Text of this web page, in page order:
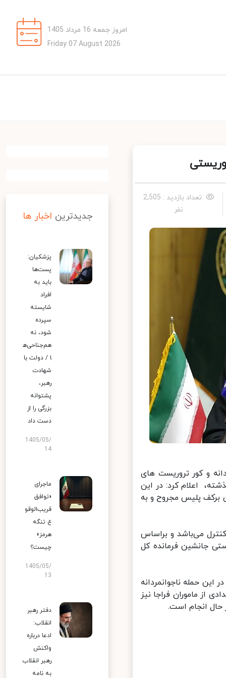
امروز جمعه 16 مرداد 1405
Friday 07 August 2026
تعداد بازدید : 2,505
نفر
و کور تروریست های
اعلام کرد: در این
پلیس مجروح و به
می‌باشد و براساس
جانشین فرمانده کل
حمله ناجوانمردانه
از ماموران فراجا نیز
انجام است.
جدیدترین اخبار ها
پزشکیان:
پست‌ها
باید به
افراد
شایسته
سپرده
شود، نه
هم‌جناحی‌ه
ا / دولت با
شهادت
رهبر،
پشتوانه
بزرگی را از
دست داد
1405/05/
14
ماجرای
«توافق
قریب‌الوقو
ع تنگه
هرمز»
چیست؟
1405/05/
13
دفتر رهبر
انقلاب:
ادعا درباره
واکنش
رهبر انقلاب
به نامه